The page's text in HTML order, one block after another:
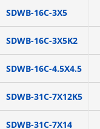
SDWB-16C-3X5
SDWB-16C-3X5K2
SDWB-16C-4.5X4.5
SDWB-31C-7X12K5
SDWB-31C-7X14